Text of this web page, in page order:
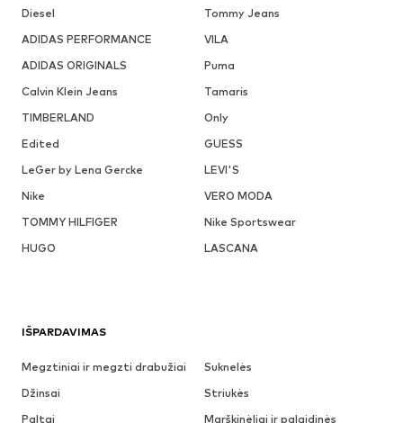
Diesel
Tommy Jeans
ADIDAS PERFORMANCE
VILA
ADIDAS ORIGINALS
Puma
Calvin Klein Jeans
Tamaris
TIMBERLAND
Only
Edited
GUESS
LeGer by Lena Gercke
LEVI'S
Nike
VERO MODA
TOMMY HILFIGER
Nike Sportswear
HUGO
LASCANA
IŠPARDAVIMAS
Megztiniai ir megzti drabužiai
Suknelės
Džinsai
Striukės
Paltai
Marškinėliai ir palaidinės